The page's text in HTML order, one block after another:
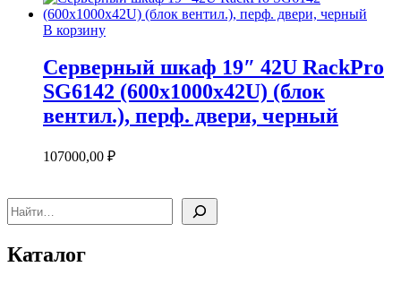
В корзину
Серверный шкаф 19″ 42U RackPro
SG6142 (600х1000х42U) (блок
вентил.), перф. двери, черный
107000,00 ₽
Поиск
Каталог